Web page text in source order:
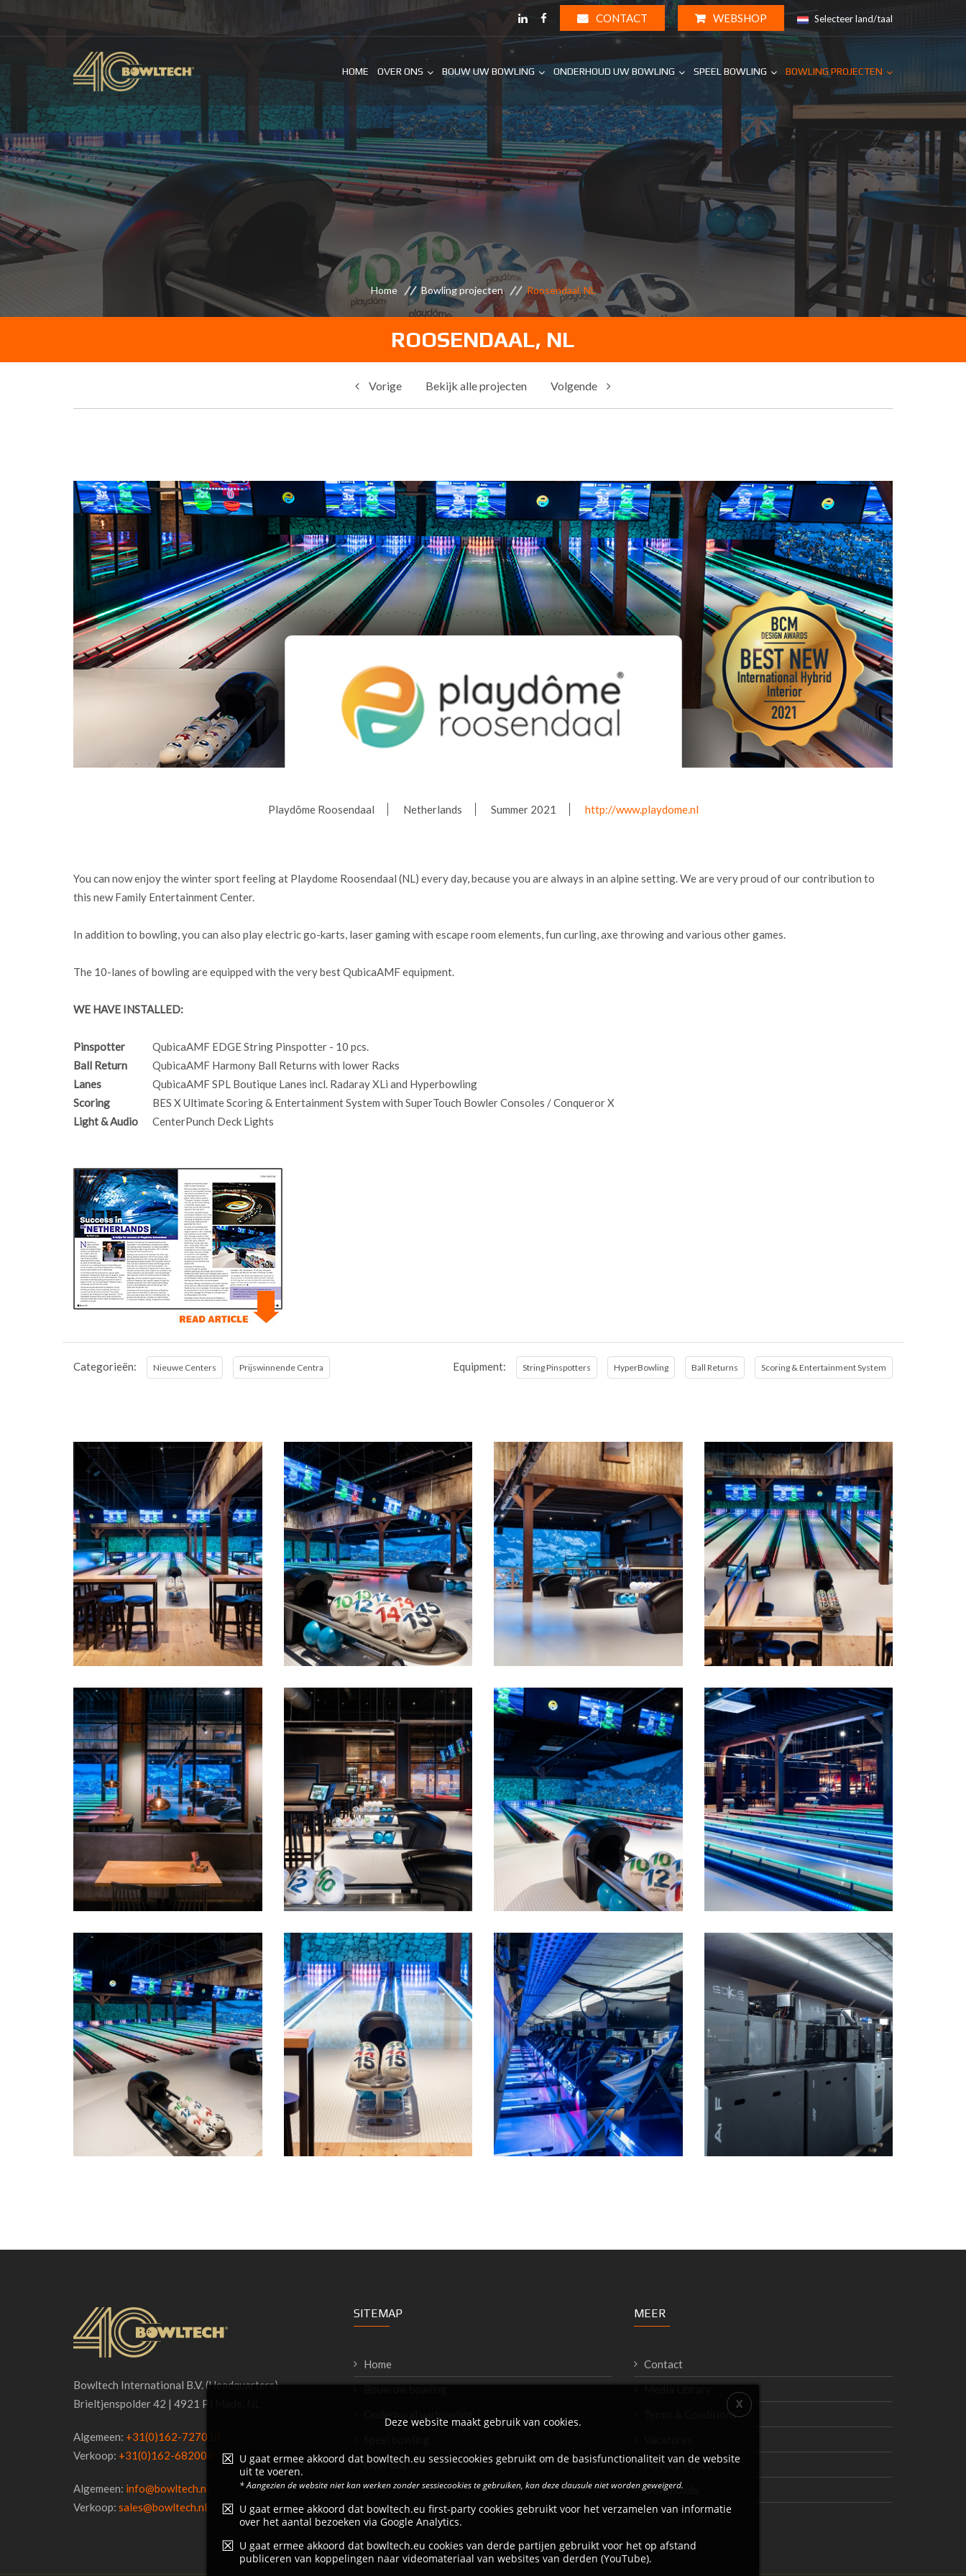
CONTACT WEBSHOP Selecteer land/taal
HOME OVER ONS BOUW UW BOWLING ONDERHOUD UW BOWLING SPEEL BOWLING BOWLING PROJECTEN
Home Bowling projecten Roosendaal, NL
ROOSENDAAL, NL
Vorige Bekijk alle projecten Volgende
Playdôme Roosendaal Netherlands Summer 2021 http://www.playdome.nl
You can now enjoy the winter sport feeling at Playdome Roosendaal (NL) every day, because you are always in an alpine setting. We are very proud of our contribution to
this new Family Entertainment Center.
In addition to bowling, you can also play electric go-karts, laser gaming with escape room elements, fun curling, axe throwing and various other games.
The 10-lanes of bowling are equipped with the very best QubicaAMF equipment.
WE HAVE INSTALLED:
Pinspotter
QubicaAMF EDGE String Pinspotter - 10 pcs.
Ball Return
QubicaAMF Harmony Ball Returns with lower Racks
Lanes
QubicaAMF SPL Boutique Lanes incl. Radaray XLi and Hyperbowling
Scoring
BES X Ultimate Scoring & Entertainment System with SuperTouch Bowler Consoles / Conqueror X
Light & Audio
CenterPunch Deck Lights
Categorieën: Nieuwe Centers Prijswinnende Centra Equipment: String Pinspotters HyperBowling Ball Returns Scoring & Entertainment System
Bowltech International B.V. (Headquarters)
Brieltjenspolder 42 | 4921 PJ Made, NL
Algemeen: +31(0)162-727010
Verkoop: +31(0)162-682000
Algemeen: info@bowltech.nl
Verkoop: sales@bowltech.nl
SITEMAP
Home
Over ons
MEER
Contact
Terms & Conditions
Privacy Policy
Downloads
Deze website maakt gebruik van cookies.
U gaat ermee akkoord dat bowltech.eu sessiecookies gebruikt om de basisfunctionaliteit van de website
uit te voeren.
* Aangezien de website niet kan werken zonder sessiecookies te gebruiken, kan deze clausule niet worden geweigerd.
U gaat ermee akkoord dat bowltech.eu first-party cookies gebruikt voor het verzamelen van informatie
over het aantal bezoeken via Google Analytics.
U gaat ermee akkoord dat bowltech.eu cookies van derde partijen gebruikt voor het op afstand
publiceren van koppelingen naar videomateriaal van websites van derden (YouTube).